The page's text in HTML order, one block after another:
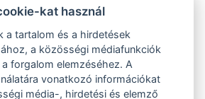
Szállítás 24 órán belül
kat használ
a tartalom és a hirdetések
a közösségi médiafunkciók
forgalom elemzéséhez. A
vonatkozó információkat
média-, hirdetési és elemző